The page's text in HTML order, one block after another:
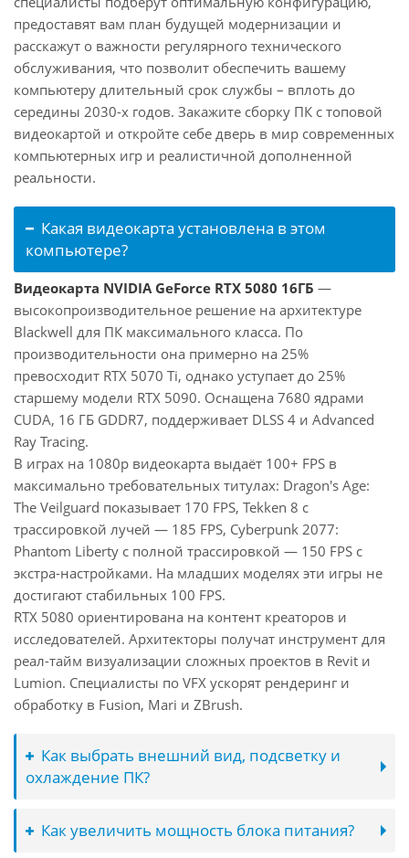
предоставят вам план будущей модернизации и
расскажут о важности регулярного технического
обслуживания, что позволит обеспечить вашему
компьютеру длительный срок службы – вплоть до
середины 2030-х годов. Закажите сборку ПК с топовой
видеокартой и откройте себе дверь в мир современных
компьютерных игр и реалистичной дополненной
реальности.
Какая видеокарта установлена в этом
компьютере?
Видеокарта NVIDIA GeForce RTX 5080 16ГБ —
высокопроизводительное решение на архитектуре
Blackwell для ПК максимального класса. По
производительности она примерно на 25%
превосходит RTX 5070 Ti, однако уступает до 25%
старшему модели RTX 5090. Оснащена 7680 ядрами
CUDA, 16 ГБ GDDR7, поддерживает DLSS 4 и Advanced
Ray Tracing.
В играх на 1080p видеокарта выдаёт 100+ FPS в
максимально требовательных титулах: Dragon's Age:
The Veilguard показывает 170 FPS, Tekken 8 с
трассировкой лучей — 185 FPS, Cyberpunk 2077:
Phantom Liberty с полной трассировкой — 150 FPS с
экстра-настройками. На младших моделях эти игры не
достигают стабильных 100 FPS.
RTX 5080 ориентирована на контент креаторов и
исследователей. Архитекторы получат инструмент для
реал-тайм визуализации сложных проектов в Revit и
Lumion. Специалисты по VFX ускорят рендеринг и
обработку в Fusion, Mari и ZBrush.
Как выбрать внешний вид, подсветку и
охлаждение ПК?
Как увеличить мощность блока питания?